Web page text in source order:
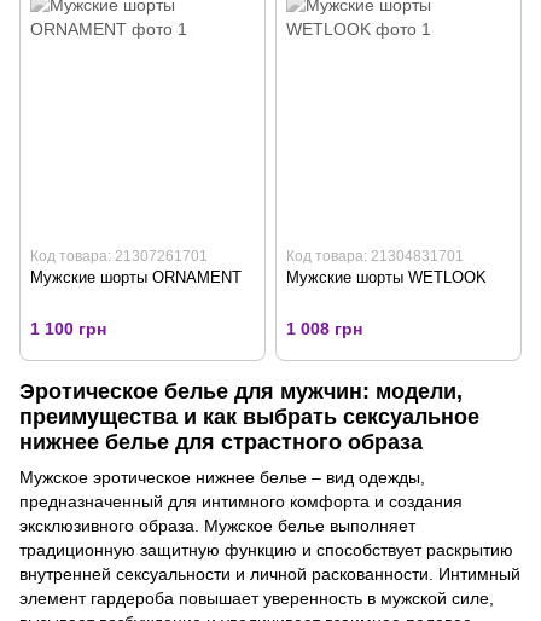
Код товара: 21307261701
Мужские шорты ORNAMENT
1 100 грн
Код товара: 21304831701
Мужские шорты WETLOOK
1 008 грн
Эротическое белье для мужчин: модели,
преимущества и как выбрать сексуальное
нижнее белье для страстного образа
Мужское эротическое нижнее белье – вид одежды,
предназначенный для интимного комфорта и создания
эксклюзивного образа. Мужское белье выполняет
традиционную защитную функцию и способствует раскрытию
внутренней сексуальности и личной раскованности. Интимный
элемент гардероба повышает уверенность в мужской силе,